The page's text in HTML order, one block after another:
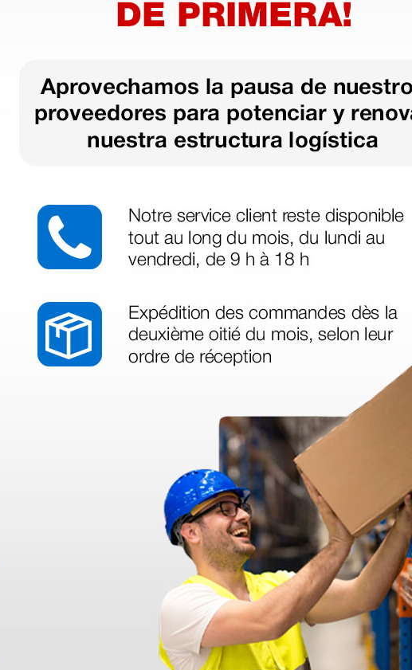
M
1 ud.
flamingo - talla M
(Precio sin IVA)
1 ud.
(Precio sin
más
los colegas que ya
y el plazo de entrega se alarga.
que en otras plataformas de material médico. Pero el envío cuesta más del